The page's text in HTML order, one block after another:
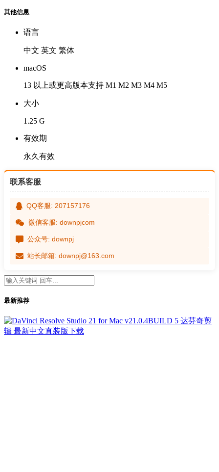
其他信息
语言
中文 英文 繁体
macOS
13 以上或更高版本支持 M1 M2 M3 M4 M5
大小
1.25 G
有效期
永久有效
联系客服
QQ客服: 207157176
微信客服: downpjcom
公众号: downpj
站长邮箱: downpj@163.com
最新推荐